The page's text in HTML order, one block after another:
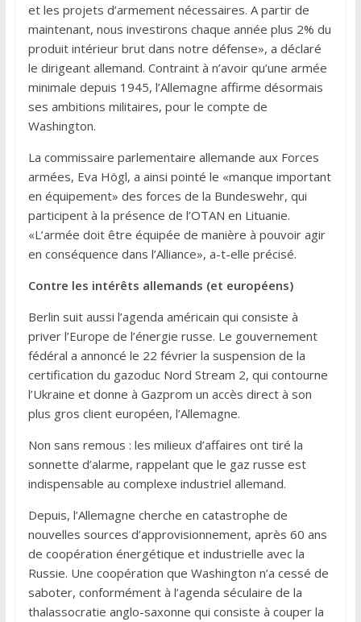
et les projets d’armement nécessaires. A partir de
maintenant, nous investirons chaque année plus 2% du
produit intérieur brut dans notre défense», a déclaré
le dirigeant allemand. Contraint à n’avoir qu’une armée
minimale depuis 1945, l’Allemagne affirme désormais
ses ambitions militaires, pour le compte de
Washington.
La commissaire parlementaire allemande aux Forces
armées, Eva Högl, a ainsi pointé le «manque important
en équipement» des forces de la Bundeswehr, qui
participent à la présence de l’OTAN en Lituanie.
«L’armée doit être équipée de manière à pouvoir agir
en conséquence dans l’Alliance», a-t-elle précisé.
Contre les intérêts allemands (et européens)
Berlin suit aussi l’agenda américain qui consiste à
priver l’Europe de l’énergie russe. Le gouvernement
fédéral a annoncé le 22 février la suspension de la
certification du gazoduc Nord Stream 2, qui contourne
l’Ukraine et donne à Gazprom un accès direct à son
plus gros client européen, l’Allemagne.
Non sans remous : les milieux d’affaires ont tiré la
sonnette d’alarme, rappelant que le gaz russe est
indispensable au complexe industriel allemand.
Depuis, l’Allemagne cherche en catastrophe de
nouvelles sources d’approvisionnement, après 60 ans
de coopération énergétique et industrielle avec la
Russie. Une coopération que Washington n’a cessé de
saboter, conformément à l’agenda séculaire de la
thalassocratie anglo-saxonne qui consiste à couper la